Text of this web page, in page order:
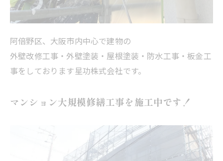
阿倍野区、大阪市内中心で建物の
外壁改修工事・外壁塗装・屋根塗装・防水工事・板金工
事をしております星功株式会社です。
マンション大規模修繕工事を施工中です！